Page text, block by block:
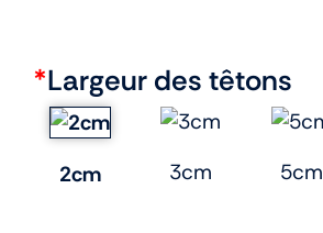
*Largeur des têtons
2cm 3cm 5cm